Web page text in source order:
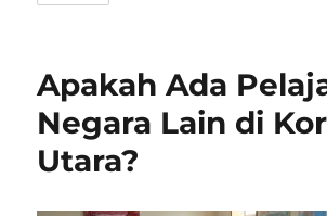
Apakah Ada
Negara Lain di
Utara?